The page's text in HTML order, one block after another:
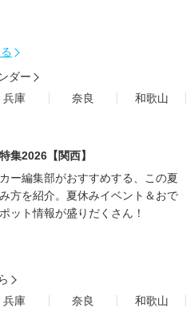
ダー
兵庫 奈良
和歌山
集2026【関西】
ー編集部がおすすめする、この夏
方を紹介。夏休みイベント＆おで
ット情報が盛りだくさん！
兵庫 奈良
和歌山